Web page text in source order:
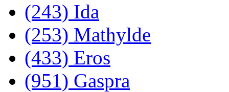
(243) Ida
(253) Mathylde
(433) Eros
(951) Gaspra